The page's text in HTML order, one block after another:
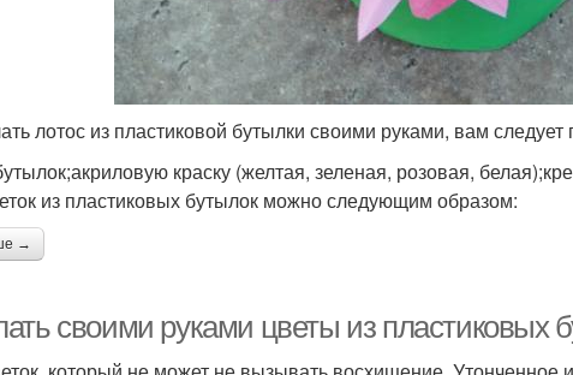
лотос из пластиковой бутылки своими руками, вам следует
краску (желтая, зеленая, розовая,
из пластиковых бутылок можно следующим образом:
→
своими руками цветы из пластиковых